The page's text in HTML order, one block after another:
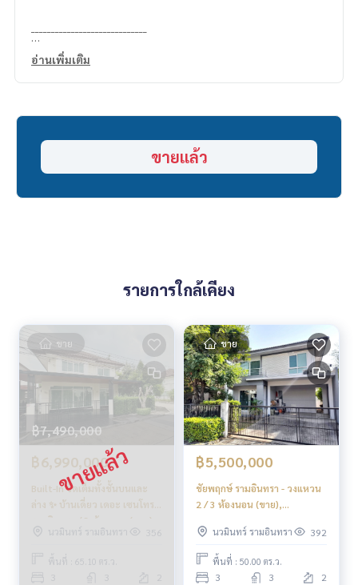
📞 Contact (Ploy)
“เพราะเราเชื่อว่าคุณภาพชีวิตที่ดี..
https://homerealestate.co.th
IG : homerealestate.official
Tiktok : @homethailand
Youtube สาระอสังหาฯ : HOME MATTERS
Youtube Home Tour : HOME CATALOG
อ่านเพิ่มเติม
ขายแล้ว
รายการใกล้เคียง
ขาย
฿7,490,000
฿6,990,000
Built-In จัดเต็มทั้งชั้นบนและ
ล่าง ✨ บ้านเดี่ยว เดอะ เซนโทร
รามอินทรา / 3 ห้องนอน (ขาย),
The Centro Ramintra /
Detached House 3
Bedrooms (FOR SALE)
นวมินทร์ รามอินทรา 356
พื้นที่ : 65.10 ตร.ว.
2
ขาย
฿5,500,000
ชัยพฤกษ์ รามอินทรา - วงแหวน
2 / 3 ห้องนอน (ขาย),
Wongwan 2 / 3 Bedrooms
(FOR SALE) PINP022
นวมินทร์ รามอินทรา 392
พื้นที่ : 50.00 ตร.ว.
3 3 2